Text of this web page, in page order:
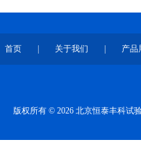
首页 关于我们 产品
版权所有 © 2026 北京恒泰丰科试